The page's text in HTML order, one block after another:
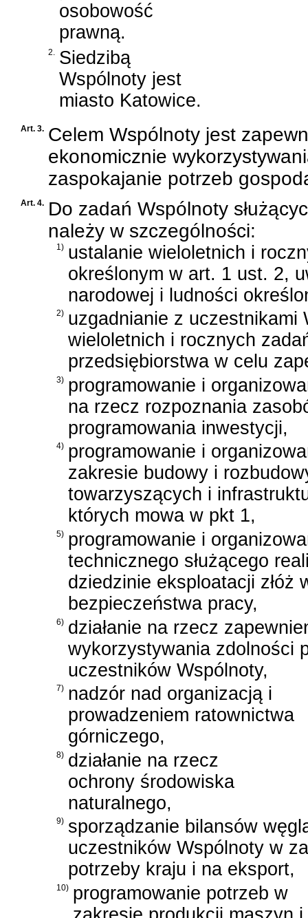
osobowość
prawną.
2.
Siedzibą
Wspólnoty jest
miasto Katowice.
Art. 3. Celem Wspólnoty jest
ekonomicznie
zaspokajanie potrzeb
Art. 4. Do zadań Wspólnoty
należy w szczególności:
1) ustalanie wieloletnich i
określonym w art. 1 ust. 2,
narodowej i ludności
2) uzgadnianie z uczestnikami
wieloletnich i rocznych
przedsiębiorstwa w celu
3) programowanie i
na rzecz rozpoznania
programowania inwestycji,
4) programowanie i
zakresie budowy i
towarzyszących i
których mowa w pkt 1,
5) programowanie i
technicznego służącego
dziedzinie eksploatacji złóż
bezpieczeństwa pracy,
6) działanie na rzecz
wykorzystywania zdolności
uczestników Wspólnoty,
7) nadzór nad organizacją i
prowadzeniem ratownictwa
górniczego,
8) działanie na rzecz
ochrony środowiska
naturalnego,
9) sporządzanie bilansów
uczestników Wspólnoty w
potrzeby kraju i na eksport,
10) programowanie potrzeb w